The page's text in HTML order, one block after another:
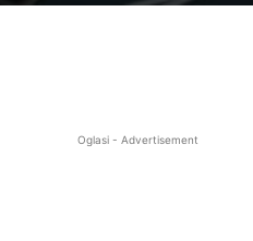
Oglasi - Advertisement